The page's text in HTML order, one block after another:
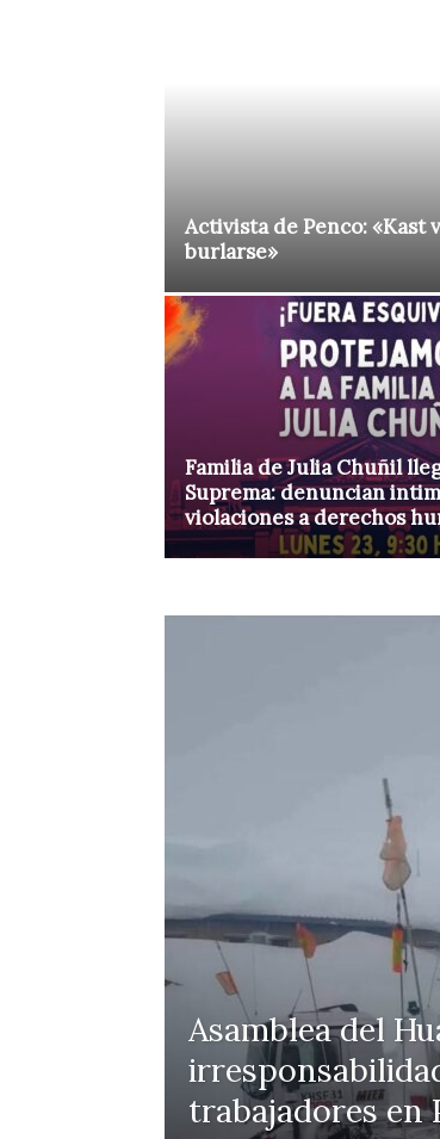
Activista de Penco: «Kast
burlarse»
Familia de Julia Chuñil
Suprema: denuncian
violaciones a derechos
Asamblea del
trabajadores en